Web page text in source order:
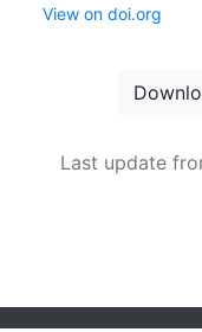
View on doi.org
Last update